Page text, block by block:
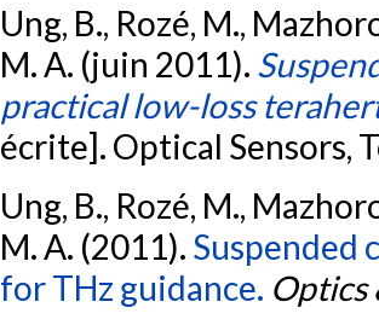
Ung, B., Rozé, M.,
M. A. (juin 2011).
practical low-loss
écrite]. Optical Sensors,
Ung, B., Rozé, M.,
M. A. (2011). Suspended
for THz guidance. Optics